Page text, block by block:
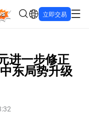
立即交易
进一步修正
东局势升级